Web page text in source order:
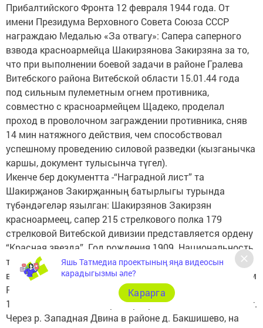
Прибалтийского Фронта 12 февраля 1944 года. От
имени Президума Верховного Совета Союза СССР
награждаю Медалью «За отвагу»: Сапера саперного
взвода красноармейца Шакирзянова Закирзяна за то,
что при выполнении боевой задачи в районе Гралева
Витебского района Витебской области 15.01.44 года
под сильным пулеметным огнем противника,
совместно с красноармейцем Щадеко, проделал
проход в проволочном заграждении противника, сняв
14 мин натяжного действия, чем способствовал
успешному проведению силовой разведки (кызганычка
каршы, документ тулысынча түгел).
Икенче бер документта -“Наградной лист” та
Шакирҗанов Закирҗанның батырлыгы турында
түбәндәгеләр язылган: Шакирзянов Закирзян
красноармеец, сапер 215 стрелкового полка 179
стрелковой Витебской дивизии представляется ордену
“Красная звезда”. Год рождения 1909. Национальность
татарин. Беспартийный. Участие в Отечественной
войне с 1.08.41 года. Ранений не имеет. Призван Арским
РВК, ТАССР. Награҗден медалью «За отвагу» пр. 03 от
12.02.44 года 215 сп.. При переправе полка 24-25.06.44 г.
Через р. Западная Двина в районе д. Бакшишево, на
Яшь Татмедиа проектының яңа видеосын
карадыгызмы әле?
Карарга